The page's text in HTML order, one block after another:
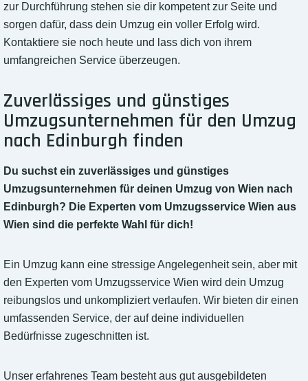
zur Durchführung stehen sie dir kompetent zur Seite und
sorgen dafür, dass dein Umzug ein voller Erfolg wird.
Kontaktiere sie noch heute und lass dich von ihrem
umfangreichen Service überzeugen.
Zuverlässiges und günstiges
Umzugsunternehmen für den Umzug
nach Edinburgh finden
Du suchst ein zuverlässiges und günstiges
Umzugsunternehmen für deinen Umzug von Wien nach
Edinburgh? Die Experten vom Umzugsservice Wien aus
Wien sind die perfekte Wahl für dich!
Ein Umzug kann eine stressige Angelegenheit sein, aber mit
den Experten vom Umzugsservice Wien wird dein Umzug
reibungslos und unkompliziert verlaufen. Wir bieten dir einen
umfassenden Service, der auf deine individuellen
Bedürfnisse zugeschnitten ist.
Unser erfahrenes Team besteht aus gut ausgebildeten